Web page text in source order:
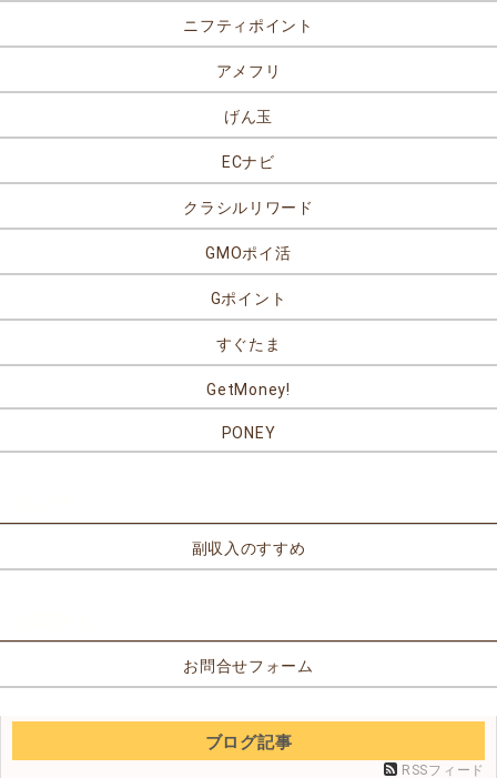
ニフティポイント
アメフリ
げん玉
ECナビ
クラシルリワード
GMOポイ活
Gポイント
すぐたま
GetMoney!
PONEY
副収入のすすめ
お問合せフォーム
ブログ記事
RSSフィード